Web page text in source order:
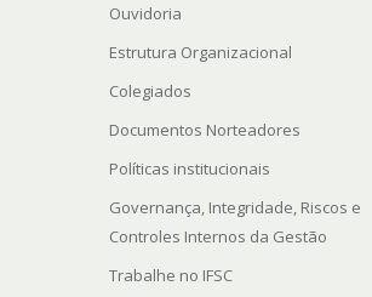
Ouvidoria
Estrutura Organizacional
Colegiados
Documentos Norteadores
Políticas institucionais
Governança, Integridade, Riscos e
Controles Internos da Gestão
Trabalhe no IFSC